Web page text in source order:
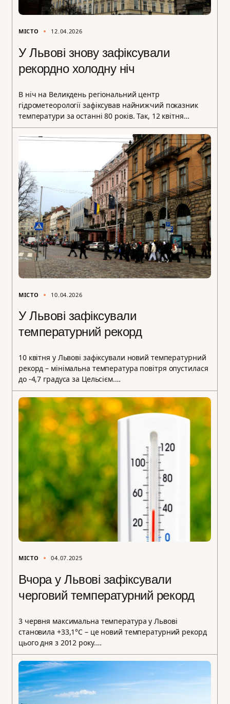
МІСТО 12.04.2026
У Львові знову зафіксували
рекордно холодну ніч
В ніч на Великдень регіональний центр
гідрометеорології зафіксував найнижчий показник
температури за останні 80 років. Так, 12 квітня…
МІСТО 10.04.2026
У Львові зафіксували
температурний рекорд
10 квітня у Львові зафіксували новий температурний
рекорд – мінімальна температура повітря опустилася
до -4,7 градуса за Цельсієм.…
МІСТО 04.07.2025
Вчора у Львові зафіксували
черговий температурний рекорд
3 червня максимальна температура у Львові
становила +33,1°С – це новий температурний рекорд
цього дня з 2012 року.…